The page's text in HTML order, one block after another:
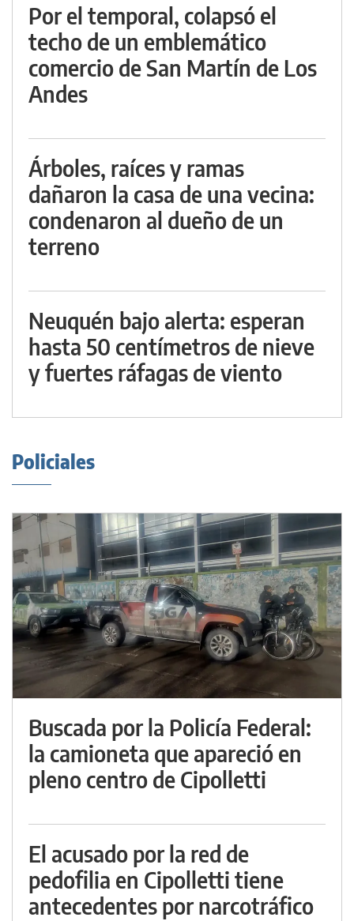
Por el temporal, colapsó el
techo de un emblemático
comercio de San Martín de Los
Andes
Árboles, raíces y ramas
dañaron la casa de una vecina:
condenaron al dueño de un
terreno
Neuquén bajo alerta: esperan
hasta 50 centímetros de nieve
y fuertes ráfagas de viento
Policiales
Buscada por la Policía Federal:
la camioneta que apareció en
pleno centro de Cipolletti
El acusado por la red de
pedofilia en Cipolletti tiene
antecedentes por narcotráfico